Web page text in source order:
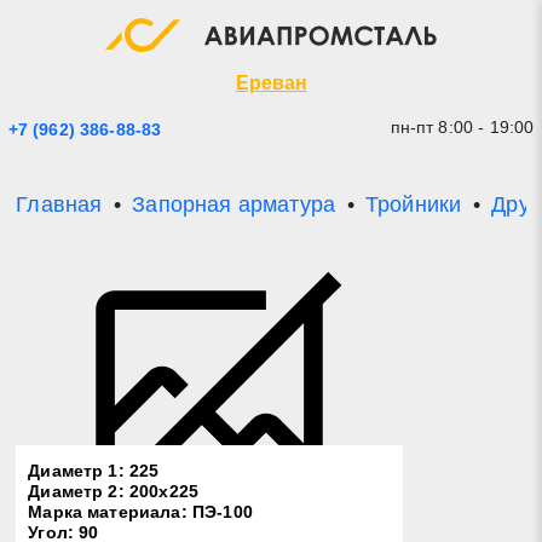
Ереван
+7 (962) 386-88-83 пн-пт 8:00 - 19:00
Главная Запорная арматура Тройники
Диаметр 1: 225
Диаметр 2: 200х225
Марка материала: ПЭ-100
Угол: 90
Экспресс заявка
* - обязательные поля для заполнения
Отправить заявку